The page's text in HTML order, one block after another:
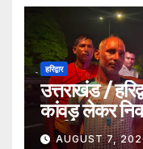
हरिद्वार
उत्तराखंड /
कांवड़ लेकर
समर्पित अनूठी
AUGUST 7,